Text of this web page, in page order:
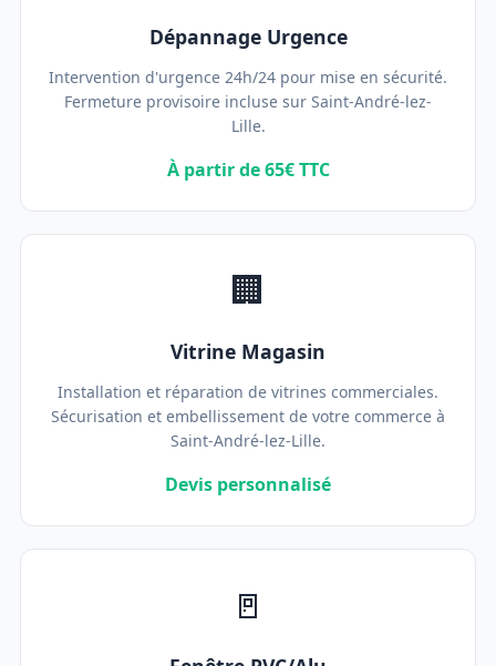
Dépannage Urgence
Intervention d'urgence 24h/24 pour mise en sécurité.
Fermeture provisoire incluse sur Saint-André-lez-
Lille.
À partir de 65€ TTC
🏢
Vitrine Magasin
Installation et réparation de vitrines commerciales.
Sécurisation et embellissement de votre commerce à
Saint-André-lez-Lille.
Devis personnalisé
🚪